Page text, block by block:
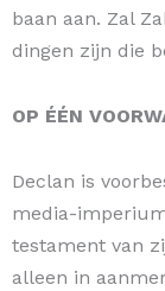
baan aan. Zal
dingen zijn die
OP ÉÉN
Declan is
media-
testament van
alleen in